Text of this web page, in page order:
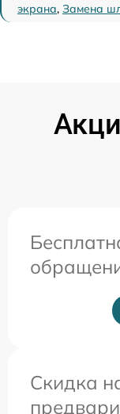
экрана, Замена
Скидка